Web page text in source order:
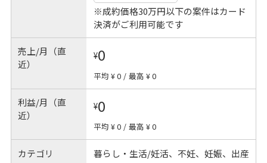
※成約価格30万円以下の案件はカード
決済がご利用可能です
売上/月（直
近）
¥0
平均 ¥ 0 / 最高 ¥ 0
利益/月（直
近）
¥0
平均 ¥ 0 / 最高 ¥ 0
カテゴリ 暮らし・生活/妊活、不妊、妊娠、出産